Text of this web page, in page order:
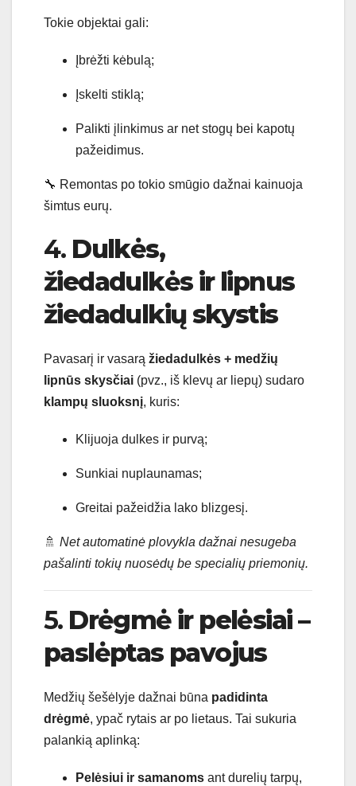
Tokie objektai gali:
Įbrėžti kėbulą;
Įskelti stiklą;
Palikti įlinkimus ar net stogų bei kapotų
pažeidimus.
🔧 Remontas po tokio smūgio dažnai kainuoja
šimtus eurų.
4. Dulkės,
žiedadulkės ir lipnus
žiedadulkių skystis
Pavasarį ir vasarą žiedadulkės + medžių
lipnūs skysčiai (pvz., iš klevų ar liepų) sudaro
klampų sluoksnį, kuris:
Klijuoja dulkes ir purvą;
Sunkiai nuplaunamas;
Greitai pažeidžia lako blizgesį.
🚿 Net automatinė plovykla dažnai nesugeba
pašalinti tokių nuosėdų be specialių priemonių.
5. Drėgmė ir pelėsiai –
paslėptas pavojus
Medžių šešėlyje dažnai būna padidinta
drėgmė, ypač rytais ar po lietaus. Tai sukuria
palankią aplinką:
Pelėsiui ir samanoms ant durelių tarpų,